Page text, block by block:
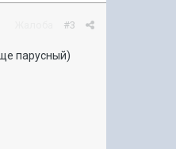
#3
парусный)